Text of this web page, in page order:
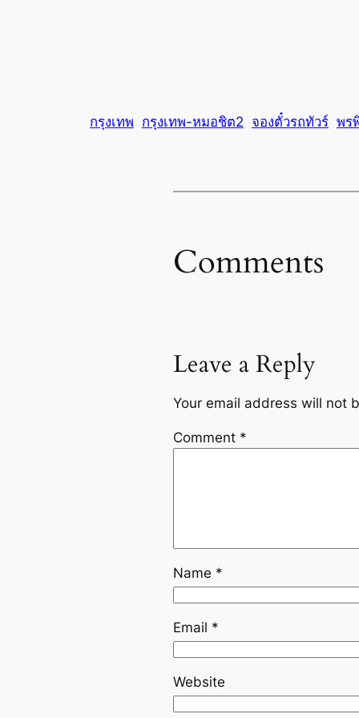
กรุงเทพ กรุงเทพ-หมอชิต2 จองตั๋วรถทัวร์ พร
Comments
Leave a Reply
Your email address will not
Comment *
Name *
Email *
Website